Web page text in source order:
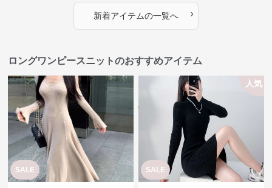
新着アイテムの一覧へ ›
ロングワンピースニットのおすすめアイテム
SALE SALE
人気